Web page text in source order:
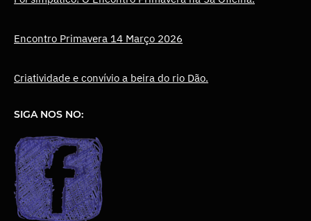
Encontro Primavera 14 Março 2026
Criatividade e convívio a beira do rio Dão.
SIGA NOS NO: